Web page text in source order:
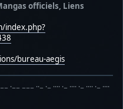
officiels, Liens
index.php?
bureau-aegis
·−− −−− ··− ·− ···· ·− ···· ·− ···· ·− ····